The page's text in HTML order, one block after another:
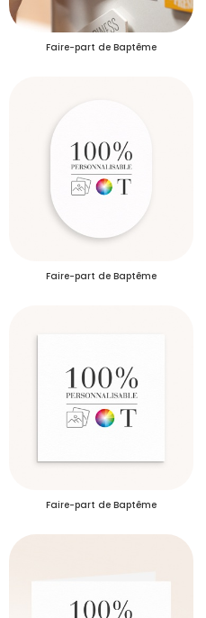
Faire-part de Baptême
Faire-part de Baptême
Faire-part de Baptême